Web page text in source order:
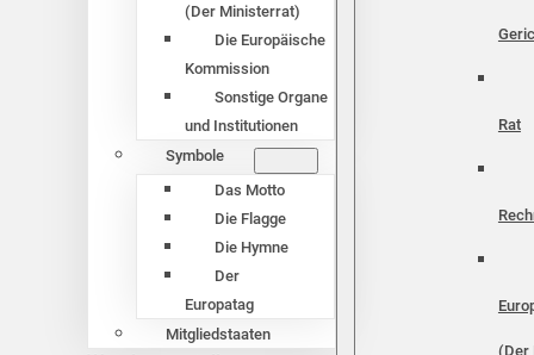
(Der Ministerrat)
Die Europäische
Kommission
Sonstige Organe
und Institutionen
Symbole
Das Motto
Die Flagge
Die Hymne
Der
Europatag
Mitgliedstaaten
Rat
(Der